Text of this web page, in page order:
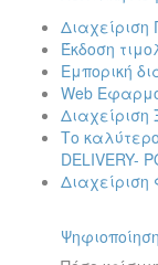
Διαχείριση
Έκδοση
Εμπορική
Web
Διαχείριση
Το
DELIVERY-
Διαχείριση